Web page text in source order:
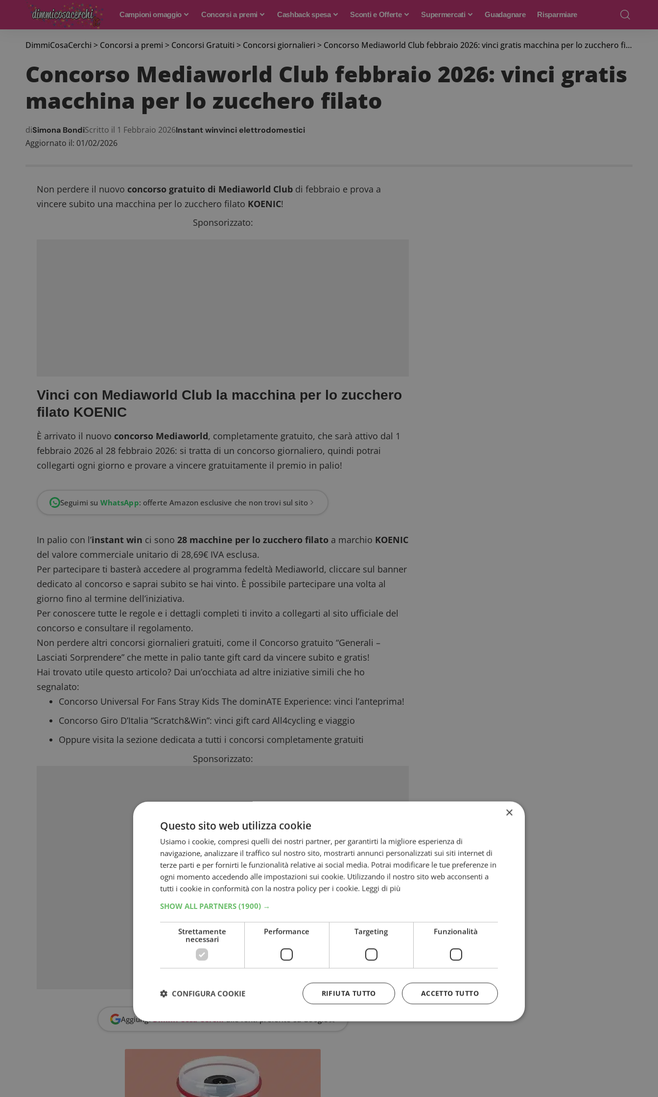
Campioni omaggio Concorsi a premi Cashback spesa Sconti e Offerte Supermercati Guadagnare Risparmiare
DimmiCosaCerchi > Concorsi a premi > Concorsi Gratuiti > Concorsi giornalieri > Concorso Mediaworld Club febbraio 2026: vinci gratis macchina per lo zucchero filato
Concorso Mediaworld Club febbraio 2026: vinci gratis
macchina per lo zucchero filato
Aggiornato il: 01/02/2026
diSimona BondiScritto il 1 Febbraio 2026Instant winvinci elettrodomestici
Non perdere il nuovo concorso gratuito di Mediaworld Club di febbraio e prova a
vincere subito una macchina per lo zucchero filato KOENIC!
Sponsorizzato:
Vinci con Mediaworld Club la macchina per lo zucchero
filato KOENIC
È arrivato il nuovo concorso Mediaworld, completamente gratuito, che sarà attivo dal 1
febbraio 2026 al 28 febbraio 2026: si tratta di un concorso giornaliero, quindi potrai
collegarti ogni giorno e provare a vincere gratuitamente il premio in palio!
Seguimi su WhatsApp: offerte Amazon esclusive che non trovi sul sito
In palio con l’instant win ci sono28 macchine per lo zucchero filato a marchio KOENIC
del valore commerciale unitario di 28,69€ IVA esclusa.
Per partecipare ti basterà accedere al programma fedeltà Mediaworld, cliccare sul banner
dedicato al concorso e saprai subito se hai vinto. È possibile partecipare una volta al
giorno fino al termine dell’iniziativa.
Per conoscere tutte le regole e i dettagli completi ti invito a collegarti al sito ufficiale del
concorso e consultare il regolamento.
Non perdere altri concorsi giornalieri gratuiti, come il Concorso gratuito “Generali –
Lasciati Sorprendere” che mette in palio tante gift card da vincere subito e gratis!
Hai trovato utile questo articolo? Dai un’occhiata ad altre iniziative simili che ho
segnalato:
Concorso Universal For Fans Stray Kids The dominATE Experience: vinci l’anteprima!
Concorso Giro D’Italia “Scratch&Win”: vinci gift card All4cycling e viaggio
Oppure visita la sezione dedicata a tutti i concorsi completamente gratuiti
Sponsorizzato:
AggiungiDimmi Cosa Cerchialle fonti preferite su Google
×
Questo sito web utilizza cookie
Usiamo i cookie, compresi quelli dei nostri partner, per garantirti la migliore esperienza di
navigazione, analizzare il traffico sul nostro sito, mostrarti annunci personalizzati sui siti internet di
terze parti e per fornirti le funzionalità relative ai social media. Potrai modificare le tue preferenze in
ogni momento accedendo alle impostazioni sui cookie. Utilizzando il nostro sito web acconsenti a
tutti i cookie in conformità con la nostra policy per i cookie. Leggi di più
SHOW ALL PARTNERS (1900) →
Strettamente
necessari
Performance Targeting Funzionalità
ACCETTO TUTTO
RIFIUTA TUTTO
CONFIGURA COOKIE
I cookie strettamente necessari consentono le funzionalità principali del sito web come l'accesso dell'utente e la gestione
dell'account. Il sito web non può essere utilizzato correttamente senza i cookie strettamente necessari.
Nome
Provider